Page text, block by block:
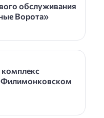
обслуживания
Ворота»